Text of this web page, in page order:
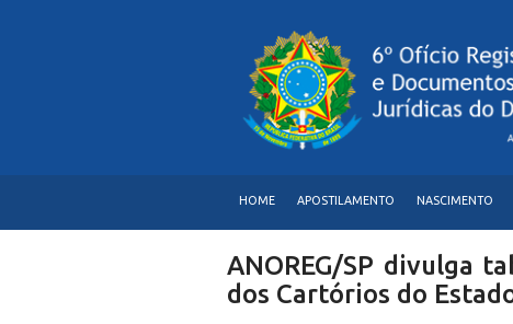
HOME APOSTILAMENTO NASCIMENTO
ANOREG/SP divulga
dos Cartórios do